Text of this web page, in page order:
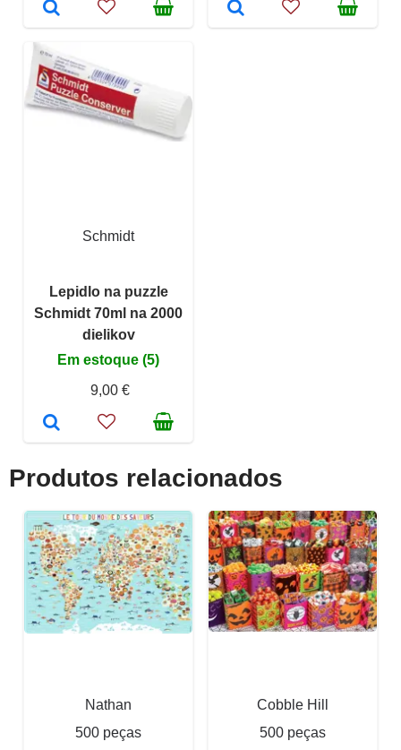
Schmidt
Lepidlo na puzzle
Schmidt 70ml na 2000
dielikov
Em estoque (5)
9,00 €
Produtos relacionados
Nathan
500 peças
Cobble Hill
500 peças